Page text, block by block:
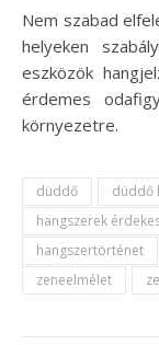
Nem szabad
helyeken
eszközök
érdemes
környezetre.
düddő düddő
hangszerek
hangszertörténet
zeneelmélet